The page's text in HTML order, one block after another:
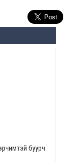
буурч